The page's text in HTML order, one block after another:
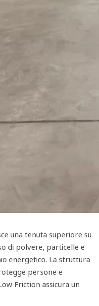
una tenuta superiore su
di polvere, particelle e
energetico. La struttura
persone e
Friction assicura un